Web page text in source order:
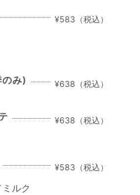
¥583（税込）
み) ¥638（税込）
¥638（税込）
¥583（税込）
ルク